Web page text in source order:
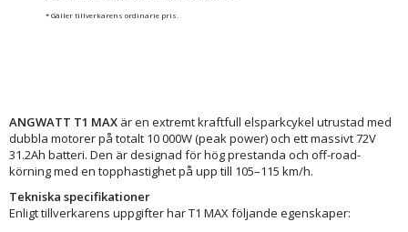
* Gäller tillverkarens ordinarie pris.
ANGWATT T1 MAX är en extremt kraftfull elsparkcykel utrustad med
dubbla motorer på totalt 10 000W (peak power) och ett massivt 72V
31.2Ah batteri. Den är designad för hög prestanda och off-road-
körning med en topphastighet på upp till 105–115 km/h.
Tekniska specifikationer
Enligt tillverkarens uppgifter har T1 MAX följande egenskaper: